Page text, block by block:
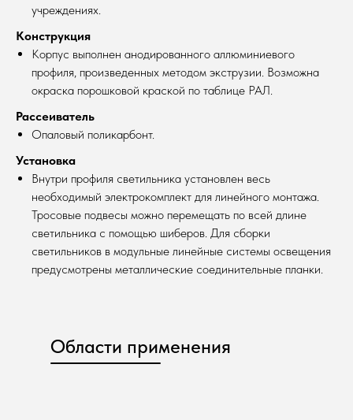
учреждениях.
Конструкция
Корпус выполнен анодированного аллюминиевого
профиля, произведенных методом экструзии. Возможна
окраска порошковой краской по таблице РАЛ.
Рассеиватель
Опаловый поликарбонт.
Установка
Внутри профиля светильника установлен весь
необходимый электрокомплект для линейного монтажа.
Тросовые подвесы можно перемещать по всей длине
светильника с помощью шиберов. Для сборки
светильников в модульные линейные системы освещения
предусмотрены металлические соединительные планки.
Области применения